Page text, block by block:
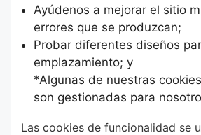
Ayúdenos a mejorar el sitio
errores que se produzcan;
Probar diferentes diseños
emplazamiento; y
*Algunas de nuestras
son gestionadas para
Las cookies de funcionalidad se